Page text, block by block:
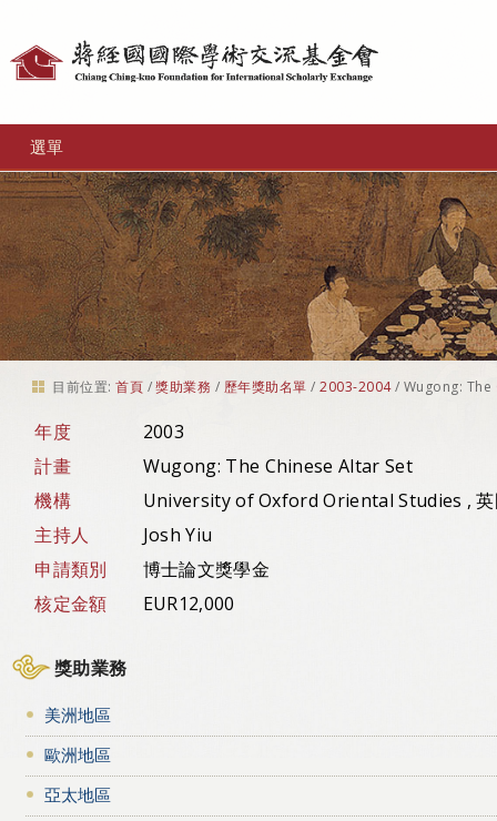
選單
目前位置: 首頁 /獎助業務 / 歷年獎助名單 /2003-2004 / Wugong: The
年度
2003
計畫
Wugong: The Chinese Altar Set
機構
University of Oxford Oriental Studies ,
主持人
Josh Yiu
申請類別
博士論文獎學金
核定金額
EUR12,000
獎助業務
美洲地區
歐洲地區
亞太地區